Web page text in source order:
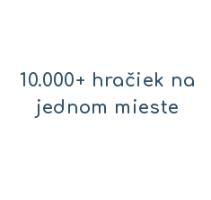
10.000+ hračiek na
jednom mieste